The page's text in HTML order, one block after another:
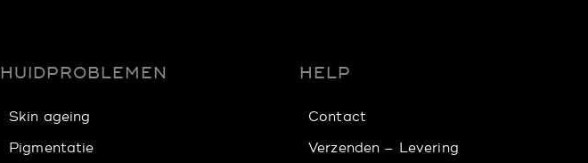
HUIDPROBLEMEN
Skin ageing
Pigmentatie
HELP
Contact
Verzenden – Levering